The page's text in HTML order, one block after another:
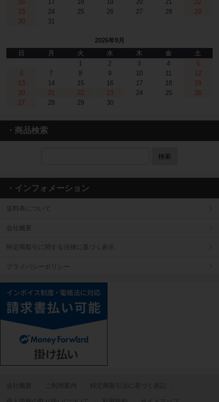
16
17 18 19 20 21
22
23
24 25 26 27 28
29
30
31
2026年9月
日
月 火 水 木 金
土
1
2 3 4
5
6
7 8 9 10 11
12
13
14 15 16 17 18
19
20
21 22 23 24 25
26
27
28 29 30
・商品検索
検索
・インフォメーション
送料表について
会社概要
特定商取引に関する法律に基づく表示
プライバシーポリシー
会社概要 ご利用案内 特定商取引法に基づく表記